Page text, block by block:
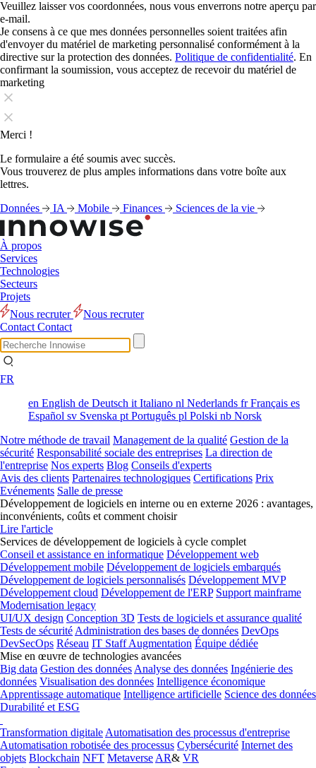
Veuillez laisser vos coordonnées, nous vous enverrons notre aperçu par
e-mail.
Je consens à ce que mes données personnelles soient traitées afin
d'envoyer du matériel de marketing personnalisé conformément à la
directive sur la protection des données. Politique de confidentialité. En
confirmant la soumission, vous acceptez de recevoir du matériel de
marketing
Merci !
Le formulaire a été soumis avec succès.
Vous trouverez de plus amples informations dans votre boîte aux
lettres.
Données
IA Mobile Finances Sciences de la vie
À propos
Services
Technologies
Secteurs
Projets
Nous recruter
Nous recruter
Contact Contact
FR
en English de Deutsch it Italiano nl Nederlands frFrançais es
Español sv Svenska pt Português pl Polski nb Norsk
Notre méthode de travail Management de la qualité Gestion de la
sécurité Responsabilité sociale des entreprises La direction de
l'entreprise Nos experts Blog Conseils d'experts
Avis des clients Partenaires technologiques Certifications Prix
Evénements Salle de presse
Développement de logiciels en interne ou en externe 2026 : avantages,
inconvénients, coûts et comment choisir
Lire l'article
Services de développement de logiciels à cycle complet
Conseil et assistance en informatique Développement web
Développement mobile Développement de logiciels embarqués
Développement de logiciels personnalisés Développement MVP
Développement cloud Développement de l'ERP Support mainframe
Modernisation legacy
UI/UX design Conception 3D Tests de logiciels et assurance qualité
Tests de sécurité Administration des bases de données DevOps
DevSecOps Réseau IT Staff Augmentation Équipe dédiée
Mise en œuvre de technologies avancées
Big data Gestion des données Analyse des données Ingénierie des
données Visualisation des données Intelligence économique
Apprentissage automatique Intelligence artificielle Science des données
Durabilité et ESG
Transformation digitale Automatisation des processus d'entreprise
Automatisation robotisée des processus Cybersécurité Internet des
objets Blockchain NFT Metaverse AR& VR